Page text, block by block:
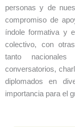
personas y de
compromiso de
índole formativa y
colectivo, con
tanto
conversatorios,
diplomados en
importancia para el